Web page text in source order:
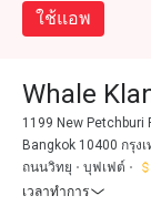
ใช้แอพ
Whale
1199 New Petchburi
Bangkok 10400 กรุง
ถนนวิทยุ
บุฟเฟต์
เวลาทำการ